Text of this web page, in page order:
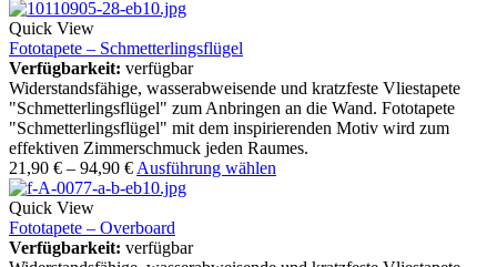
Quick View
Fototapete – Schmetterlingsflügel
Verfügbarkeit: verfügbar
Widerstandsfähige, wasserabweisende und kratzfeste Vliestapete
"Schmetterlingsflügel" zum Anbringen an die Wand. Fototapete
"Schmetterlingsflügel" mit dem inspirierenden Motiv wird zum
effektiven Zimmerschmuck jeden Raumes.
21,90 € – 94,90 € Ausführung wählen
Quick View
Fototapete – Overboard
Verfügbarkeit: verfügbar